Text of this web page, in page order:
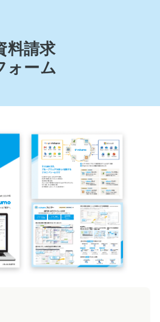
料請求
ォーム